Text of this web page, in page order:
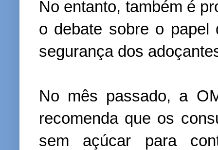
No entanto, também é
o debate sobre o
segurança dos
No mês passado, a
recomenda que os
sem açúcar para